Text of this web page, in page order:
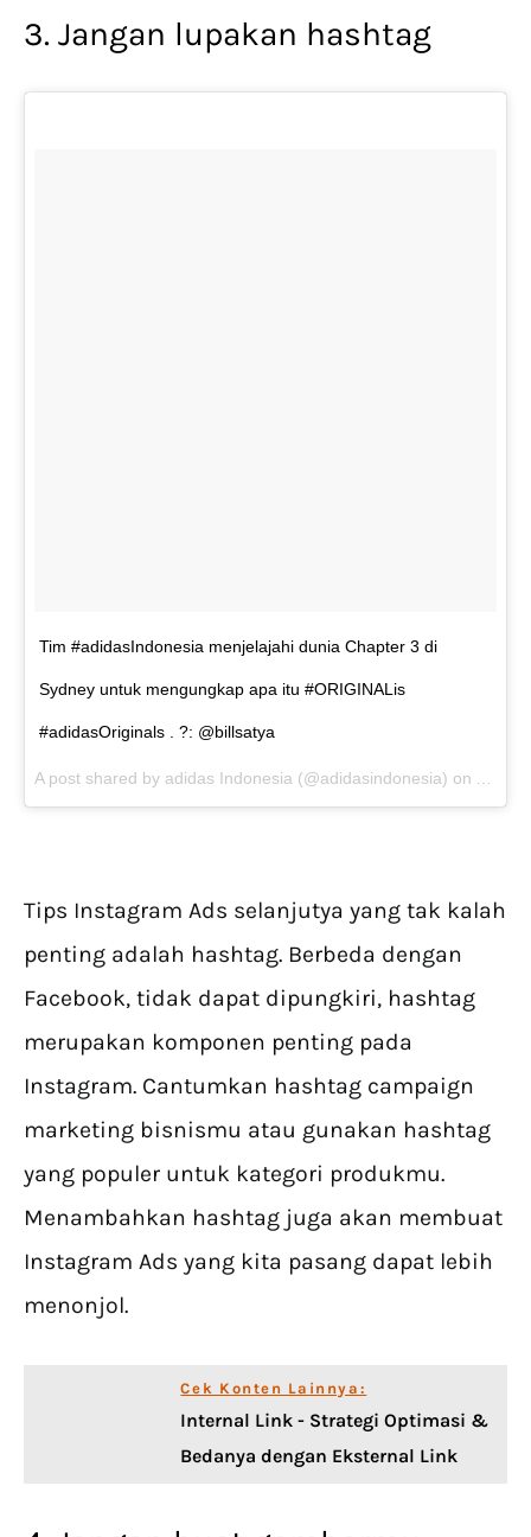
3. Jangan lupakan hashtag
Tim #adidasIndonesia menjelajahi dunia Chapter 3 di
Sydney untuk mengungkap apa itu #ORIGINALis
#adidasOriginals . ?: @billsatya
A post shared by adidas Indonesia (@adidasindonesia) on
Aug
Tips Instagram Ads selanjutya yang tak kalah
penting adalah hashtag. Berbeda dengan
Facebook, tidak dapat dipungkiri, hashtag
merupakan komponen penting pada
Instagram. Cantumkan hashtag campaign
marketing bisnismu atau gunakan hashtag
yang populer untuk kategori produkmu.
Menambahkan hashtag juga akan membuat
Instagram Ads yang kita pasang dapat lebih
menonjol.
Cek Konten Lainnya:
Internal Link - Strategi Optimasi &
Bedanya dengan Eksternal Link